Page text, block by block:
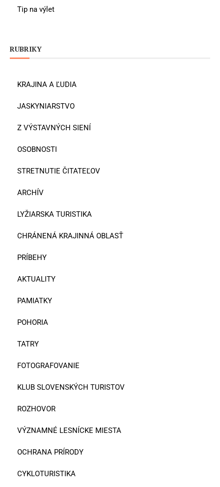
Tip na výlet
RUBRIKY
KRAJINA A ĽUDIA
JASKYNIARSTVO
Z VÝSTAVNÝCH SIENÍ
OSOBNOSTI
STRETNUTIE ČITATEĽOV
ARCHÍV
LYŽIARSKA TURISTIKA
CHRÁNENÁ KRAJINNÁ OBLASŤ
PRÍBEHY
AKTUALITY
PAMIATKY
POHORIA
TATRY
FOTOGRAFOVANIE
KLUB SLOVENSKÝCH TURISTOV
ROZHOVOR
VÝZNAMNÉ LESNÍCKE MIESTA
OCHRANA PRÍRODY
CYKLOTURISTIKA